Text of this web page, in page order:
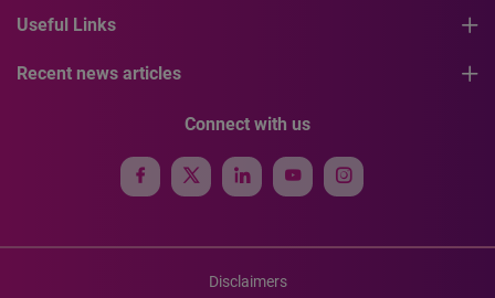
Useful Links
Recent news articles
Connect with us
Disclaimers